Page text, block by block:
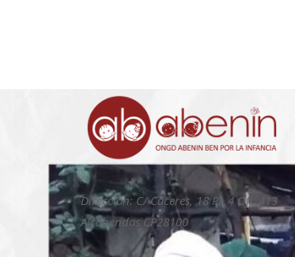
Dirección: C/ Cáceres, 18 Pl. 4 Ofi. 413
Alcobendas CP28100